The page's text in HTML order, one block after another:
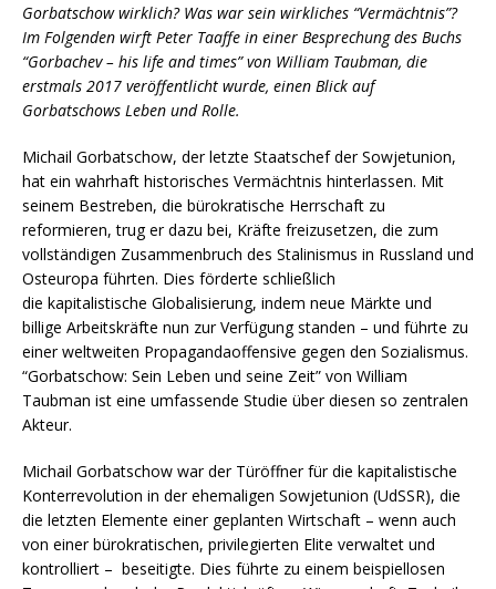
Gorbatschow wirklich? Was war sein wirkliches “Vermächtnis”?
Im Folgenden wirft Peter Taaffe in einer Besprechung des Buchs
“Gorbachev – his life and times” von William Taubman, die
erstmals 2017 veröffentlicht wurde, einen Blick auf
Gorbatschows Leben und Rolle.
Michail Gorbatschow, der letzte Staatschef der Sowjetunion,
hat ein wahrhaft historisches Vermächtnis hinterlassen. Mit
seinem Bestreben, die bürokratische Herrschaft zu
reformieren, trug er dazu bei, Kräfte freizusetzen, die zum
vollständigen Zusammenbruch des Stalinismus in Russland und
Osteuropa führten. Dies förderte schließlich
die kapitalistische Globalisierung, indem neue Märkte und
billige Arbeitskräfte nun zur Verfügung standen – und führte zu
einer weltweiten Propagandaoffensive gegen den Sozialismus.
“Gorbatschow: Sein Leben und seine Zeit” von William
Taubman ist eine umfassende Studie über diesen so zentralen
Akteur.
Michail Gorbatschow war der Türöffner für die kapitalistische
Konterrevolution in der ehemaligen Sowjetunion (UdSSR), die
die letzten Elemente einer geplanten Wirtschaft – wenn auch
von einer bürokratischen, privilegierten Elite verwaltet und
kontrolliert – beseitigte. Dies führte zu einem beispiellosen